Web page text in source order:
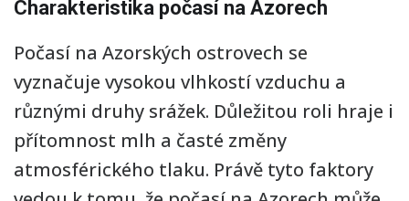
Charakteristika počasí na Azorech
Počasí na Azorských ostrovech se
vyznačuje vysokou vlhkostí vzduchu a
různými druhy srážek. Důležitou roli hraje i
přítomnost mlh a časté změny
atmosférického tlaku. Právě tyto faktory